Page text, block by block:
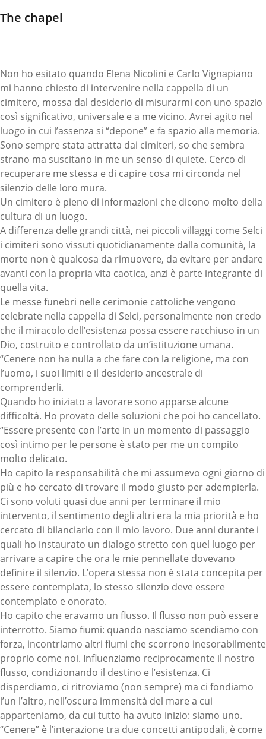
The chapel
Non ho esitato quando Elena Nicolini e Carlo Vignapiano
mi hanno chiesto di intervenire nella cappella di un
cimitero, mossa dal desiderio di misurarmi con uno spazio
così significativo, universale e a me vicino. Avrei agito nel
luogo in cui l’assenza si “depone” e fa spazio alla memoria.
Sono sempre stata attratta dai cimiteri, so che sembra
strano ma suscitano in me un senso di quiete. Cerco di
recuperare me stessa e di capire cosa mi circonda nel
silenzio delle loro mura.
Un cimitero è pieno di informazioni che dicono molto della
cultura di un luogo.
A differenza delle grandi città, nei piccoli villaggi come Selci
i cimiteri sono vissuti quotidianamente dalla comunità, la
morte non è qualcosa da rimuovere, da evitare per andare
avanti con la propria vita caotica, anzi è parte integrante di
quella vita.
Le messe funebri nelle cerimonie cattoliche vengono
celebrate nella cappella di Selci, personalmente non credo
che il miracolo dell’esistenza possa essere racchiuso in un
Dio, costruito e controllato da un’istituzione umana.
“Cenere non ha nulla a che fare con la religione, ma con
l’uomo, i suoi limiti e il desiderio ancestrale di
comprenderli.
Quando ho iniziato a lavorare sono apparse alcune
difficoltà. Ho provato delle soluzioni che poi ho cancellato.
“Essere presente con l’arte in un momento di passaggio
così intimo per le persone è stato per me un compito
molto delicato.
Ho capito la responsabilità che mi assumevo ogni giorno di
più e ho cercato di trovare il modo giusto per adempierla.
Ci sono voluti quasi due anni per terminare il mio
intervento, il sentimento degli altri era la mia priorità e ho
cercato di bilanciarlo con il mio lavoro. Due anni durante i
quali ho instaurato un dialogo stretto con quel luogo per
arrivare a capire che ora le mie pennellate dovevano
definire il silenzio. L’opera stessa non è stata concepita per
essere contemplata, lo stesso silenzio deve essere
contemplato e onorato.
Ho capito che eravamo un flusso. Il flusso non può essere
interrotto. Siamo fiumi: quando nasciamo scendiamo con
forza, incontriamo altri fiumi che scorrono inesorabilmente
proprio come noi. Influenziamo reciprocamente il nostro
flusso, condizionando il destino e l’esistenza. Ci
disperdiamo, ci ritroviamo (non sempre) ma ci fondiamo
l’un l’altro, nell’oscura immensità del mare a cui
apparteniamo, da cui tutto ha avuto inizio: siamo uno.
“Cenere” è l’interazione tra due concetti antipodali, è come